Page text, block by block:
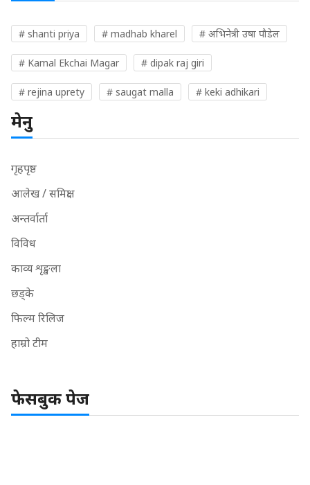
# shanti priya # madhab kharel # अभिनेत्री उषा पौडेल
# Kamal Ekchai Magar # dipak raj giri
# rejina uprety # saugat malla # keki adhikari
मेनु
गृहपृष्ठ
आलेख / समिक्षा
अन्तर्वार्ता
विविध
काव्य शृङ्खला
छड्के
फिल्म रिलिज
हाम्रो टीम
फेसबुक पेज